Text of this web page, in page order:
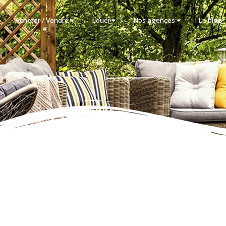
Acheter / Vendre Louer Nos agences Le blog